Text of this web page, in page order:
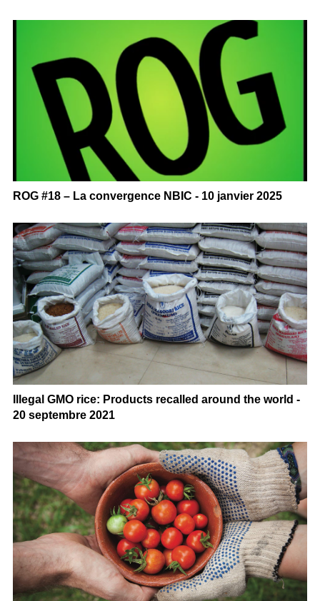
ROG #18 – La convergence NBIC - 10 janvier 2025
Illegal GMO rice: Products recalled around the world -
20 septembre 2021